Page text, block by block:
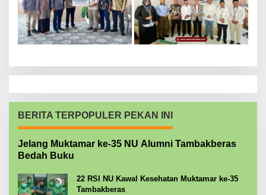
BERITA TERPOPULER PEKAN INI
Jelang Muktamar ke-35 NU Alumni Tambakberas
Bedah Buku
22 RSI NU Kawal Kesehatan Muktamar ke-35
Tambakberas